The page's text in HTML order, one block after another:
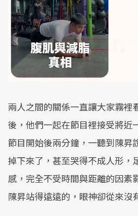
兩人之間的關係一直讓大家霧裡
後，他們一起在節目裡接受將近
節目開始後兩分鐘，一聽到陳昇
掉下來了，甚至哭得不成人形，
感，完全不受時間與距離的因素
陳昇站得遠遠的，眼神卻從來沒